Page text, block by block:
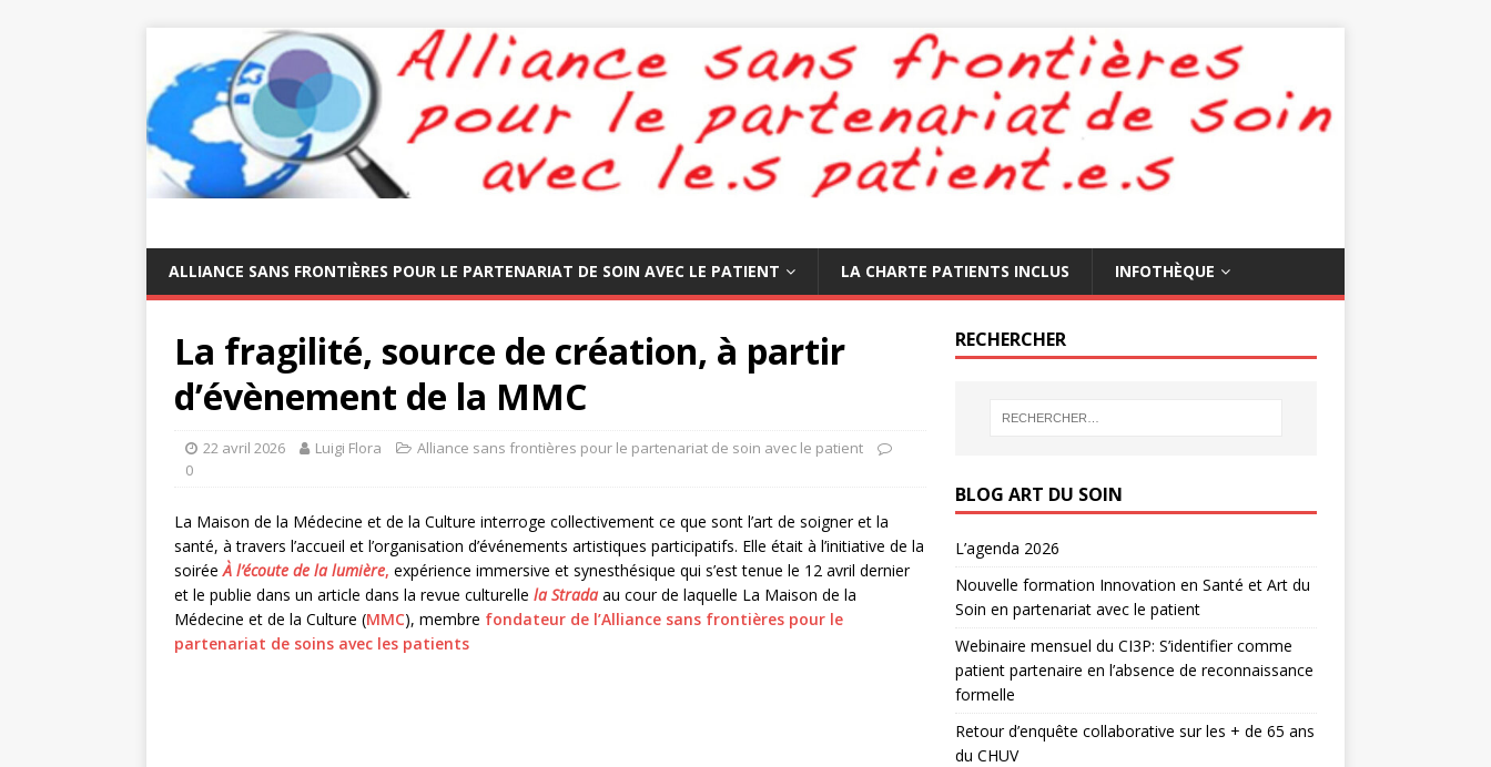
ALLIANCE SANS FRONTIÈRES POUR LE PARTENARIAT DE SOIN AVEC LE PATIENT LA CHARTE PATIENTS INCLUS INFOTHÈQUE
La fragilité, source de création, à partir
d’évènement de la MMC
22 avril 2026 Luigi Flora
Alliance sans frontières pour le partenariat de soin avec le patient
0
La Maison de la Médecine et de la Culture interroge collectivement ce que sont l’art de soigner et la
santé, à travers l’accueil et l’organisation d’événements artistiques participatifs. Elle était à l’initiative de la
soiréeÀ l’écoute de la lumière, expérience immersive et synesthésique qui s’est tenue le 12 avril dernier
et le publie dans un article dans la revue culturelle la Strada au cour de laquelle La Maison de la
Médecine et de la Culture (MMC), membre fondateur de l’Alliance sans frontières pour le
partenariat de soins avec les patients
RECHERCHER
BLOG ART DU SOIN
L’agenda 2026
Nouvelle formation Innovation en Santé et Art du
Soin en partenariat avec le patient
Webinaire mensuel du CI3P: S’identifier comme
patient partenaire en l’absence de reconnaissance
formelle
Retour d’enquête collaborative sur les + de 65 ans
du CHUV